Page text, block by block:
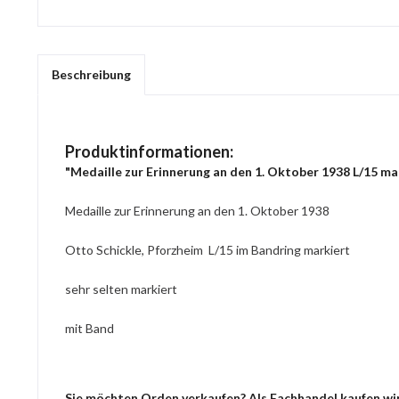
Beschreibung
Produktinformationen:
"Medaille zur Erinnerung an den 1. Oktober 1938 L/15
Medaille zur Erinnerung an den 1. Oktober 1938
Otto Schickle, Pforzheim L/15 im Bandring markiert
sehr selten markiert
mit Band